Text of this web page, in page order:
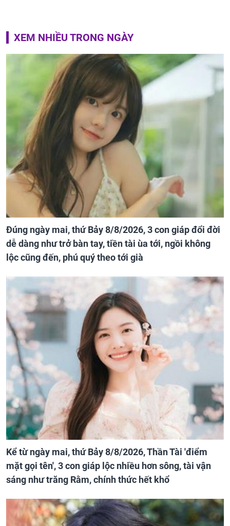
XEM NHIỀU TRONG NGÀY
Đúng ngày mai, thứ Bảy 8/8/2026, 3 con giáp đổi đời
dễ dàng như trở bàn tay, tiền tài ùa tới, ngồi không
lộc cũng đến, phú quý theo tới già
Kể từ ngày mai, thứ Bảy 8/8/2026, Thần Tài 'điểm
mặt gọi tên', 3 con giáp lộc nhiều hơn sông, tài vận
sáng như trăng Rằm, chính thức hết khổ